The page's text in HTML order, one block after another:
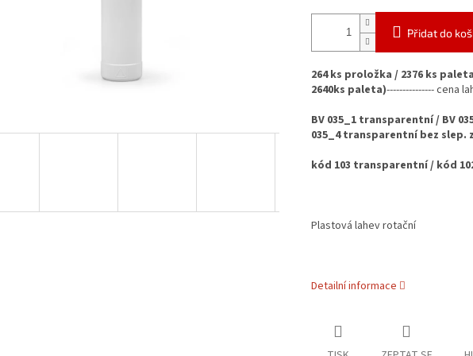
Přidat do
264 ks proložka / 2376 ks
2640ks paleta)---------------cena
BV 035_1 transparentní / BV
035_4 transparentní bez slep.
kód 103 transparentní / kód
Plastová lahev rotační
Detailní informace